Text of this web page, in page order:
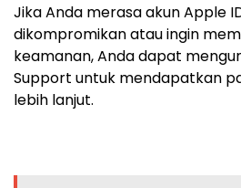
Jika Anda merasa akun Apple
dikompromikan atau ingin
keamanan, Anda dapat
Support untuk mendapatkan
lebih lanjut.